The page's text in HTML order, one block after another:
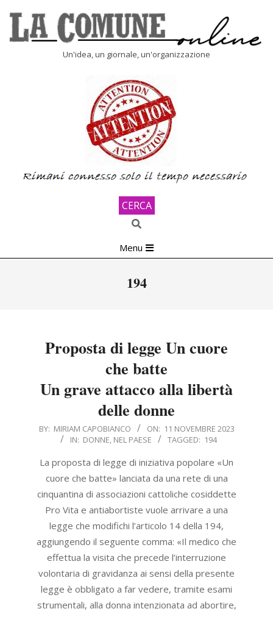
content
Un'idea, un giornale, un'organizzazione
CERCA
Search
Navigation
Menu
194
Proposta di legge Un cuore
che batte
Un grave attacco alla libertà
delle donne
2023-
11
BY: MIRIAM CAPOBIANCO ON: 11 NOVEMBRE 2023
IN: DONNE, NEL PAESE TAGGED: 194
La proposta di legge di iniziativa popolare «Un
cuore che batte» lanciata da una rete di una
cinquantina di associazioni cattoliche cosiddette
Pro Vita e antiabortiste vuole arrivare a una
legge che modifichi l’articolo 14 della 194,
aggiungendo il seguente comma: «Il medico che
effettua la visita che precede l’interruzione
volontaria di gravidanza ai sensi della presente
legge è obbligato a far vedere, tramite esami
strumentali, alla donna intenzionata ad abortire,